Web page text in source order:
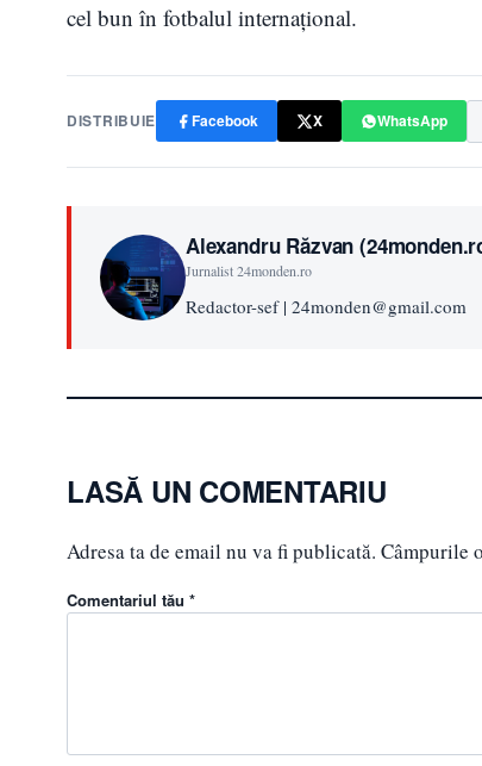
cel bun în fotbalul internațional.
DISTRIBUIE Facebook X WhatsApp
Alexandru Răzvan
Jurnalist 24monden.ro
Redactor-sef | 24monden@gmail.com
LASĂ UN COMENTARIU
Adresa ta de email nu va fi publicată. Câmpurile
Comentariul tău *